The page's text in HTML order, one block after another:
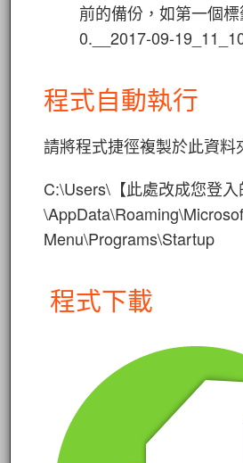
前的備份，如第一個
0.__2017-09-
程式自動執行
請將程式捷徑複製於此資料
C:\Users\【此處改成您登入
Menu\Programs\Startup
程式下載